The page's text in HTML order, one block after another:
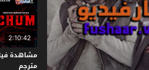
2:10:42
مترجم